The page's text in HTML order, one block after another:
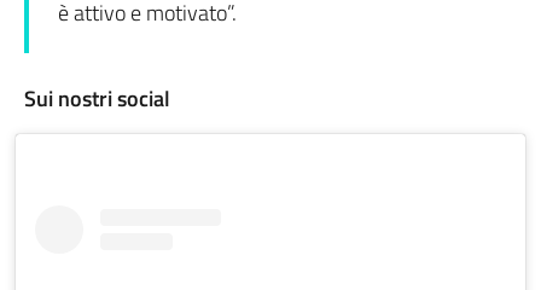
è attivo e motivato”.
Sui nostri social